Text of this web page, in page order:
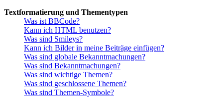
Textformatierung und Thementypen
Was ist BBCode?
Kann ich HTML benutzen?
Was sind Smileys?
Kann ich Bilder in meine Beiträge einfügen?
Was sind globale Bekanntmachungen?
Was sind Bekanntmachungen?
Was sind wichtige Themen?
Was sind geschlossene Themen?
Was sind Themen-Symbole?